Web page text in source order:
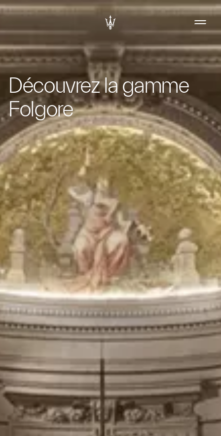
Découvrez la gamme
Folgore